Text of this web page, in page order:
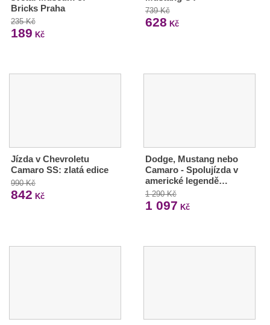
Bricks Praha
235 Kč
189 Kč
739 Kč
628 Kč
Jízda v Chevroletu
Camaro SS: zlatá edice
990 Kč
842 Kč
Dodge, Mustang nebo
Camaro - Spolujízda v
americké legendě…
1 290 Kč
1 097 Kč